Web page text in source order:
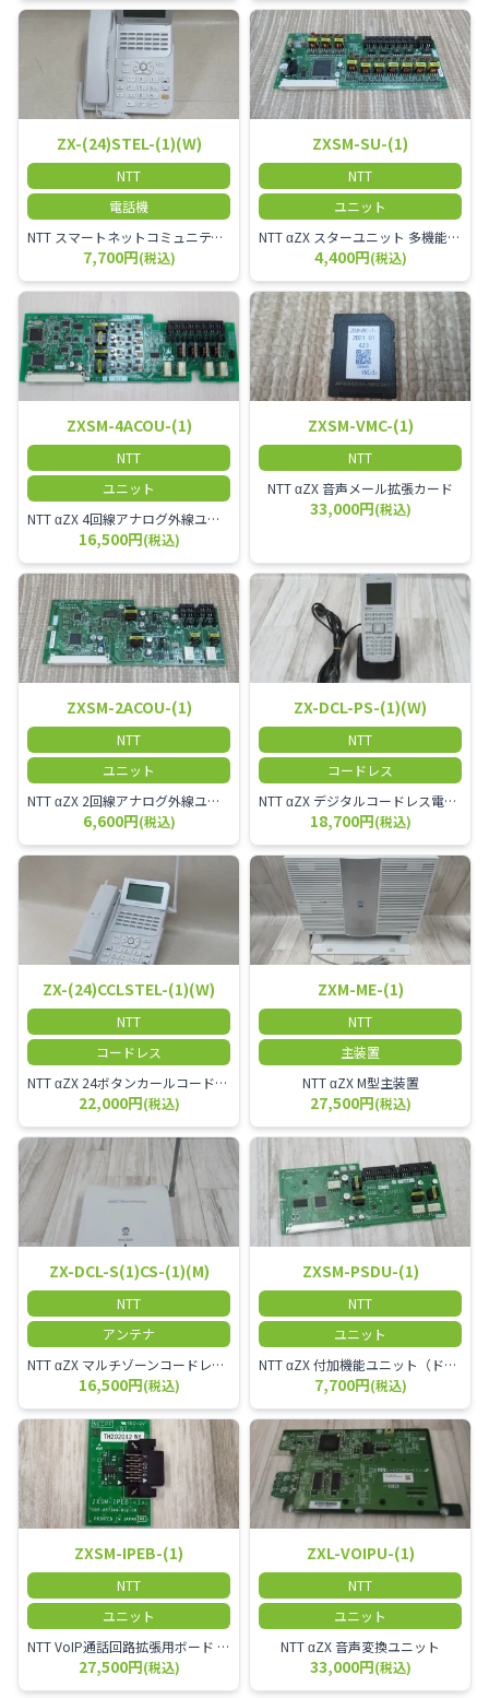
ZX-(24)STEL-(1)(W)
NTT
電話機
NTT スマートネットコミュニティαZX 24ボタンスター標準電話機
7,700円(税込)
ZXSM-SU-(1)
NTT
ユニット
NTT αZX スターユニット 多機能電話機ユニット
4,400円(税込)
ZXSM-4ACOU-(1)
NTT
ユニット
NTT αZX 4回線アナログ外線ユニット アナログ4ch収容ユニット
16,500円(税込)
ZXSM-VMC-(1)
NTT
NTT αZX 音声メール拡張カード
33,000円(税込)
ZXSM-2ACOU-(1)
NTT
ユニット
NTT αZX 2回線アナログ外線ユニット
6,600円(税込)
ZX-DCL-PS-(1)(W)
NTT
コードレス
NTT αZX デジタルコードレス電話機 対応主装置及びアンテナを使用してご利用いただけます。 特に工場や倉庫等、オフィスから離れたところで作業をされている方に適しています。
18,700円(税込)
ZX-(24)CCLSTEL-(1)(W)
NTT
コードレス
NTT αZX 24ボタンカールコードレス電話機 無線タイプ、電話機と子機が離れるタイプのカールコードレス電話機です。 決裁者様等、オフィス内を頻繁に動かれる方のご使用が多いです。
22,000円(税込)
ZXM-ME-(1)
NTT
主装置
NTT αZX M型主装置
27,500円(税込)
ZX-DCL-S(1)CS-(1)(M)
NTT
アンテナ
NTT αZX マルチゾーンコードレススターアンテナ(マスター)
16,500円(税込)
ZXSM-PSDU-(1)
NTT
ユニット
NTT αZX 付加機能ユニット（ドアホンなど）
7,700円(税込)
ZXSM-IPEB-(1)
NTT
ユニット
NTT VoIP通話回路拡張用ボード ZXSM－IP内線ボード－「1」
27,500円(税込)
ZXL-VOIPU-(1)
NTT
ユニット
NTT αZX 音声変換ユニット
33,000円(税込)